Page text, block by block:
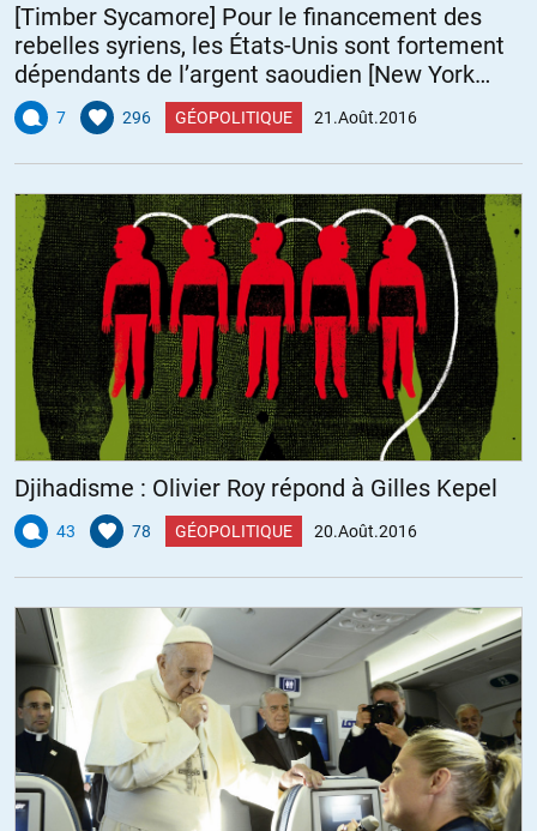
[Timber Sycamore] Pour le financement des
rebelles syriens, les États-Unis sont fortement
dépendants de l’argent saoudien [New York
Times]
7 296 GÉOPOLITIQUE 21.Août.2016
Djihadisme : Olivier Roy répond à Gilles Kepel
43 78 GÉOPOLITIQUE 20.Août.2016